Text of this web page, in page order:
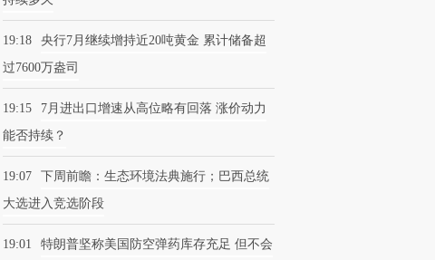
19:18
央行7月继续增持近20吨黄金 累计储备超
过7600万盎司
19:15
7月进出口增速从高位略有回落 涨价动力
能否持续？
19:07
下周前瞻：生态环境法典施行；巴西总统
大选进入竞选阶段
19:01
特朗普坚称美国防空弹药库存充足 但不会